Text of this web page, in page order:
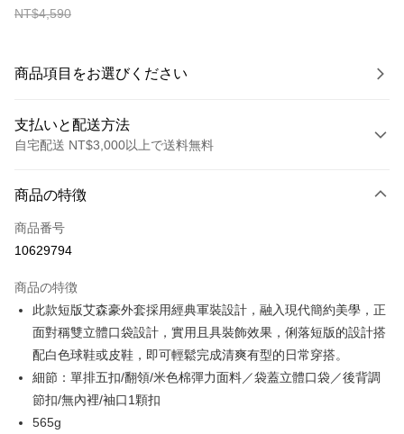
NT$4,590
商品項目をお選びください
支払いと配送方法
自宅配送 NT$3,000以上で送料無料
クレジットカード1回払い
クレジットカード分割払い
合作金庫商業銀行
華南商業銀行
彰化商業銀行
上海商業儲蓄銀行
台北富邦商業銀行
国泰世華商業銀行
兆豐國際商業銀行
台湾中小企業銀行
台中商業銀行
聯邦商業銀行
元大商業銀行
6回払い、金利0、毎回
合作金庫商業銀行
華南商業銀行
彰化商業銀行
上海商業儲蓄銀行
台北富邦商業銀行
国泰世華商業銀行
兆豐國際商業銀行
台湾中小企業銀行
HSBC(台湾)商業銀行
LINE Pay
Apple Pay
JKOPAY
Easy Wallet
商品の特徴
商品番号
10629794
商品の特徴
此款短版艾森豪外套採用經典軍裝設計，融入現代簡約美學，正
面對稱雙立體口袋設計，實用且具裝飾效果，俐落短版的設計搭
配白色球鞋或皮鞋，即可輕鬆完成清爽有型的日常穿搭。
細節：單排五扣/翻領/米色棉彈力面料／袋蓋立體口袋／後背調
節扣/無內裡/袖口1顆扣
565g